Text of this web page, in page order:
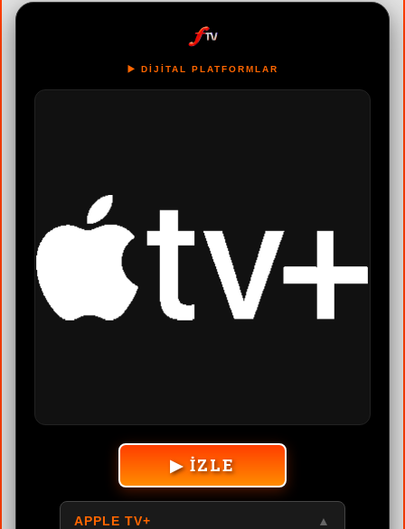
▶️ DİJİTAL PLATFORMLAR
▶ İZLE
APPLE TV+ ▲